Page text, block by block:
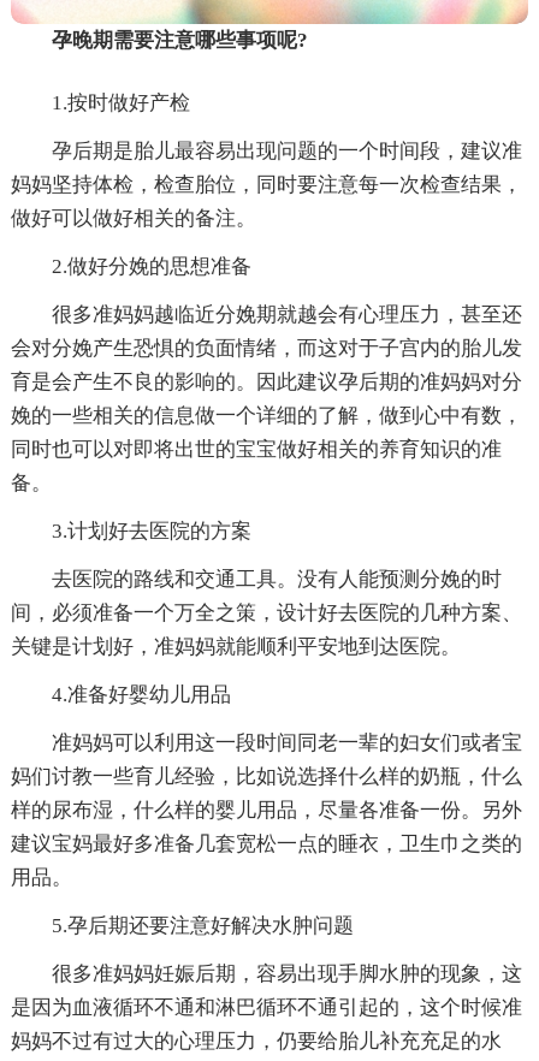
孕晚期需要注意哪些事项呢?
1.按时做好产检
孕后期是胎儿最容易出现问题的一个时间段，建议准
妈妈坚持体检，检查胎位，同时要注意每一次检查结果，
做好可以做好相关的备注。
2.做好分娩的思想准备
很多准妈妈越临近分娩期就越会有心理压力，甚至还
会对分娩产生恐惧的负面情绪，而这对于子宫内的胎儿发
育是会产生不良的影响的。因此建议孕后期的准妈妈对分
娩的一些相关的信息做一个详细的了解，做到心中有数，
同时也可以对即将出世的宝宝做好相关的养育知识的准
备。
3.计划好去医院的方案
去医院的路线和交通工具。没有人能预测分娩的时
间，必须准备一个万全之策，设计好去医院的几种方案、
关键是计划好，准妈妈就能顺利平安地到达医院。
4.准备好婴幼儿用品
准妈妈可以利用这一段时间同老一辈的妇女们或者宝
妈们讨教一些育儿经验，比如说选择什么样的奶瓶，什么
样的尿布湿，什么样的婴儿用品，尽量各准备一份。另外
建议宝妈最好多准备几套宽松一点的睡衣，卫生巾之类的
用品。
5.孕后期还要注意好解决水肿问题
很多准妈妈妊娠后期，容易出现手脚水肿的现象，这
是因为血液循环不通和淋巴循环不通引起的，这个时候准
妈妈不过有过大的心理压力，仍要给胎儿补充充足的水